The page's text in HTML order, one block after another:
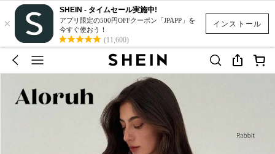
インストール
×
SHEIN - タイムセール実施中!
アプリ限定の500円OFFクーポン「JPAPP」を
今すぐ使おう！
(11,600)